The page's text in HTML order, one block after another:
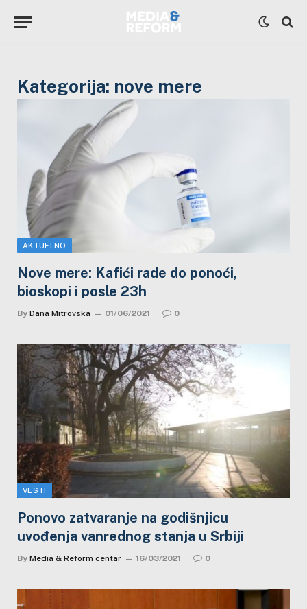
Kategorija: nove mere
AKTUELNO
Nove mere: Kafići rade do ponoći,
bioskopi i posle 23h
By Dana Mitrovska 01/06/2021 0
VESTI
Ponovo zatvaranje na godišnjicu
uvođenja vanrednog stanja u Srbiji
By Media & Reform centar 16/03/2021 0